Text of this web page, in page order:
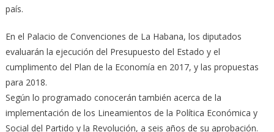
país.
En el Palacio de Convenciones de La Habana, los diputados
evaluarán la ejecución del Presupuesto del Estado y el
cumplimento del Plan de la Economía en 2017, y las propuestas
para 2018.
Según lo programado conocerán también acerca de la
implementación de los Lineamientos de la Política Económica y
Social del Partido y la Revolución, a seis años de su aprobación.